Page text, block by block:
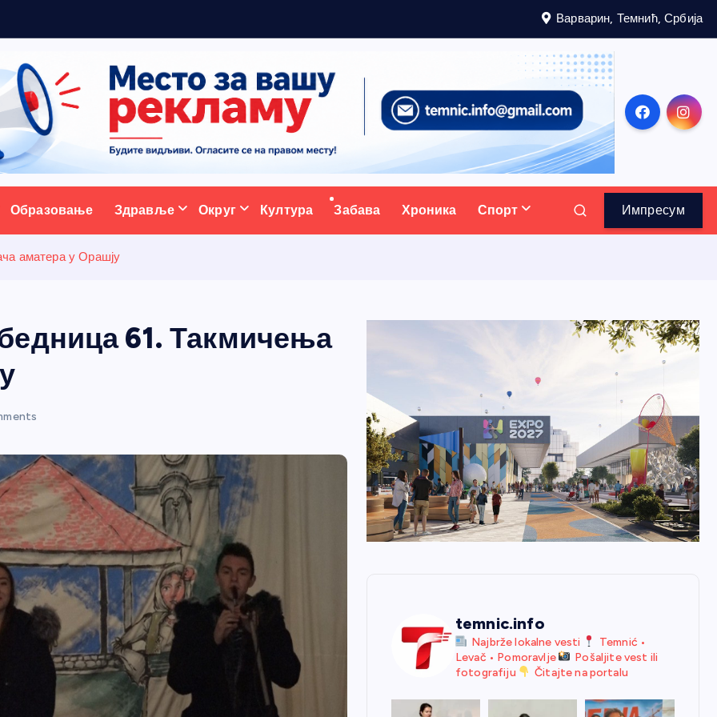
Варварин, Темнић, Србија
портал
Образовање Здравље Округ Култура Забава Хроника Спорт Импресум
аматера у Орашју
61. Такмичења
temnic.info
Najbrže lokalne vesti
Temnić •
Levač • Pomoravlje
Pošaljite vest ili
fotografiju
Čitajte na portalu